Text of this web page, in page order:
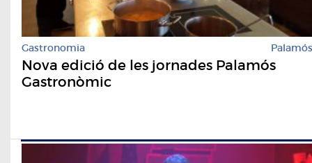
Gastronomia Palamós
Nova edició de les jornades Palamós
Gastronòmic